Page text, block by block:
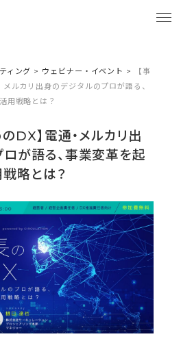
ィング > ウェビナー・イベント >
【事
ルカリ出身のデジタルのプロが語る、
用戦略とは？
DX】電通・メルカリ出
が語る、事業変革を起
略とは？